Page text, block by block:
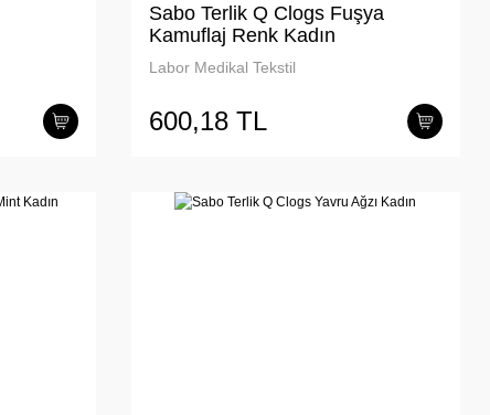
Sabo Terlik Q Clogs Fuşya
Kamuflaj Renk Kadın
Labor Medikal Tekstil
600,18 TL